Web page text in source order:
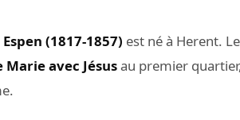
(1817-1857) est né à Herent.
Marie avec Jésusau premier